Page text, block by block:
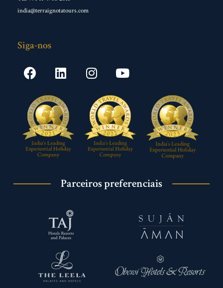
india@terraignotatours.com
Siga-nos
Parceiros preferenciais